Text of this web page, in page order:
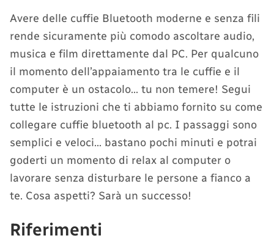
Avere delle cuffie Bluetooth moderne e senza fili
rende sicuramente più comodo ascoltare audio,
musica e film direttamente dal PC. Per qualcuno
il momento dell’appaiamento tra le cuffie e il
computer è un ostacolo… tu non temere! Segui
tutte le istruzioni che ti abbiamo fornito su come
collegare cuffie bluetooth al pc. I passaggi sono
semplici e veloci… bastano pochi minuti e potrai
goderti un momento di relax al computer o
lavorare senza disturbare le persone a fianco a
te. Cosa aspetti? Sarà un successo!
Riferimenti